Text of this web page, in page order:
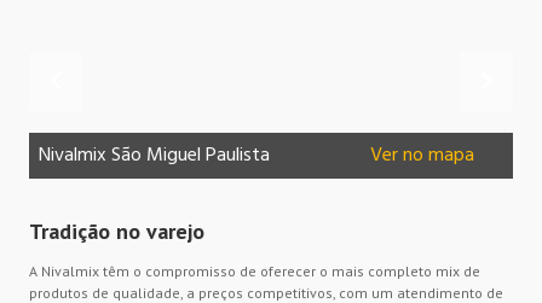
Nivalmix São Miguel Paulista Ver no mapa
Tradição no varejo
A Nivalmix têm o compromisso de oferecer o mais completo mix de
produtos de qualidade, a preços competitivos, com um atendimento de